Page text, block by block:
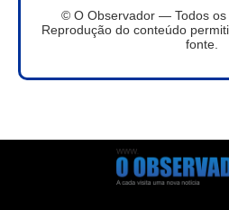
© O Observador — Todos os
Reprodução do conteúdo
fonte.